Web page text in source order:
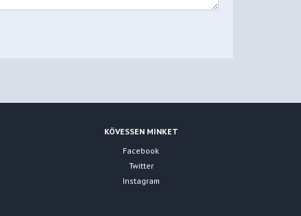
KÖVESSEN MINKET
Facebook
Twitter
Instagram